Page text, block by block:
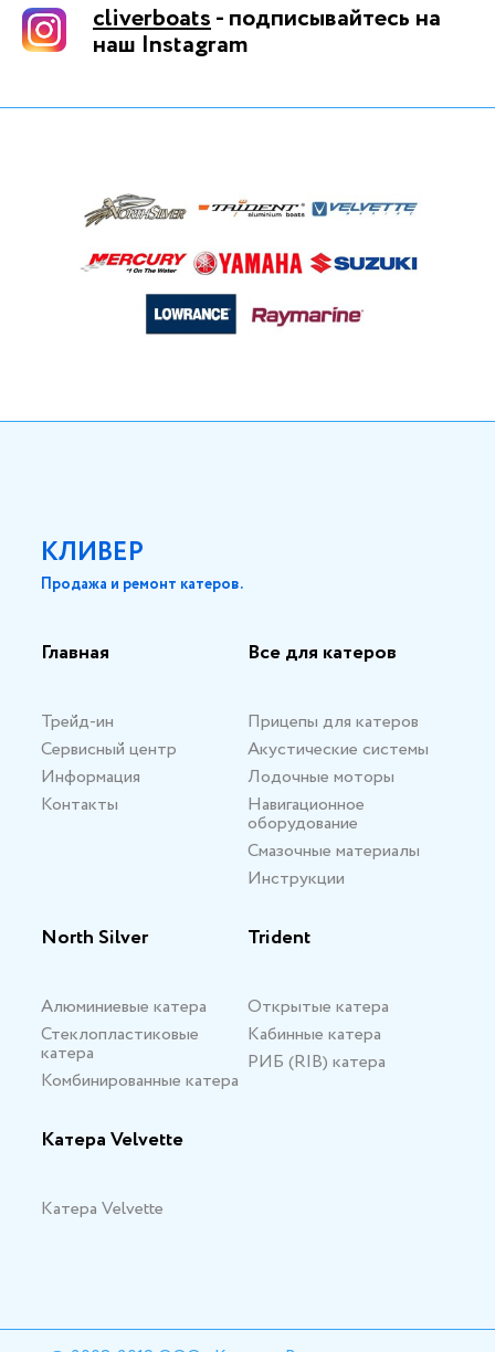
cliverboats- подписывайтесь на
наш Instagram
КЛИВЕР
Продажа и ремонт катеров.
Главная
Трейд-ин
Сервисный центр
Информация
Контакты
Все для катеров
Прицепы для катеров
Акустические системы
Лодочные моторы
Навигационное
оборудование
Смазочные материалы
Инструкции
North Silver
Алюминиевые катера
Стеклопластиковые
катера
Комбинированные катера
Trident
Открытые катера
Кабинные катера
РИБ (RIB) катера
Катера Velvette
Катера Velvette